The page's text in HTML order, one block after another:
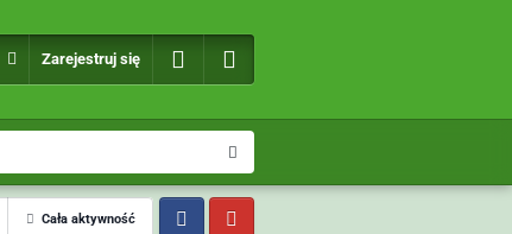
Zarejestruj się
Cała aktywność